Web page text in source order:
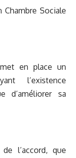
Chambre Sociale
met en place un
l’existence
d’améliorer sa
l’accord, que